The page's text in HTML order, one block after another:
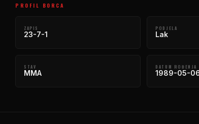
PROFIL BORCA
ZAPIS
23-7-1
PODJELA
Lak
STAV
MMA
DATUM ROĐENJA
1989-05-